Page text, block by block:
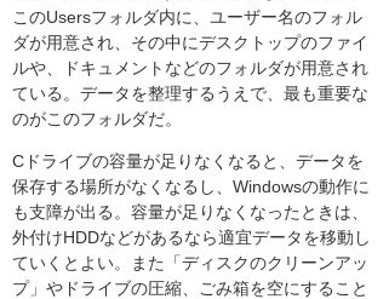
このUsersフォルダ内に、ユーザー名のフォル
ダが用意され、その中にデスクトップのファイ
ルや、ドキュメントなどのフォルダが用意され
ている。データを整理するうえで、最も重要な
のがこのフォルダだ。
Cドライブの容量が足りなくなると、データを
保存する場所がなくなるし、Windowsの動作に
も支障が出る。容量が足りなくなったときは、
外付けHDDなどがあるなら適宜データを移動し
ていくとよい。また「ディスクのクリーンアッ
プ」やドライブの圧縮、ごみ箱を空にすること